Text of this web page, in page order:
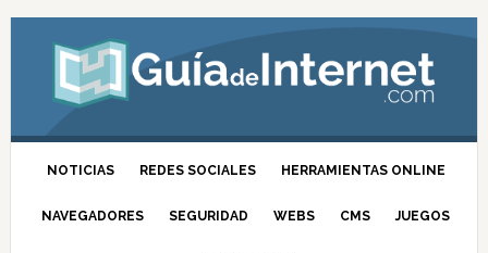
NOTICIAS REDES SOCIALES HERRAMIENTAS ONLINE
NAVEGADORES SEGURIDAD WEBS CMS JUEGOS